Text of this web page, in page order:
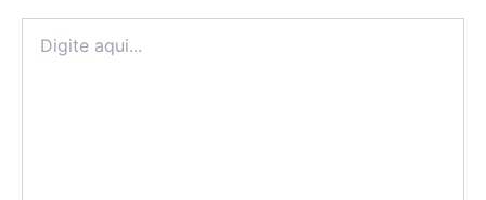
aqui...